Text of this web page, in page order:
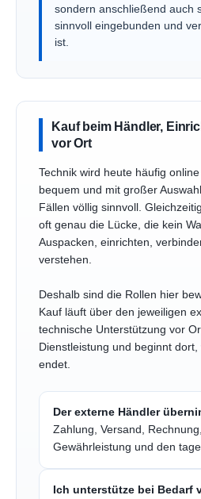
sondern anschließend auch
sinnvoll eingebunden und
ist.
Kauf beim Händler,
vor Ort
Technik wird heute häufig online
bequem und mit großer
Fällen völlig sinnvoll.
oft genau die Lücke, die kein
Auspacken, einrichten,
verstehen.
Deshalb sind die Rollen hier
Kauf läuft über den jeweiligen
technische Unterstützung vor
Dienstleistung und beginnt
endet.
Der externe Händler
Zahlung, Versand,
Gewährleistung und den
Ich unterstütze bei Bedarf